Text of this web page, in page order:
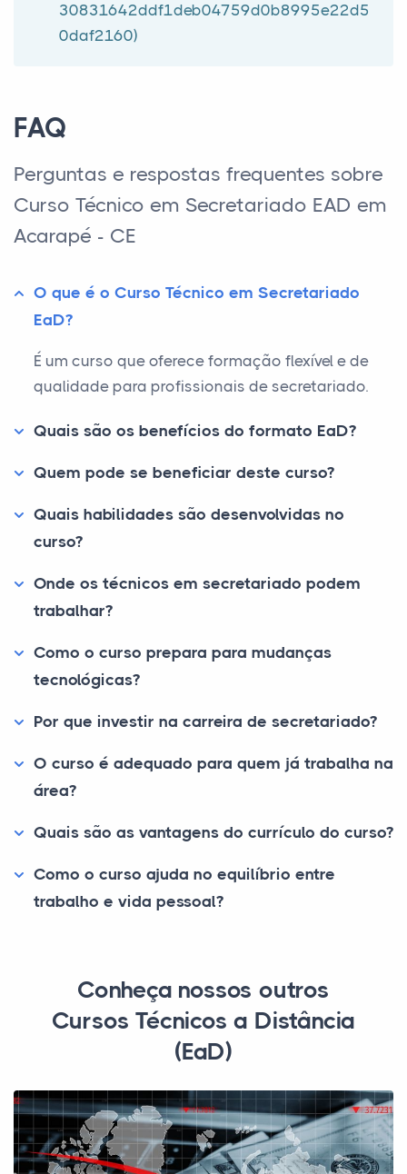
30831642ddf1deb04759d0b8995e22d5
0daf2160)
FAQ
Perguntas e respostas frequentes sobre
Curso Técnico em Secretariado EAD em
Acarapé - CE
O que é o Curso Técnico em Secretariado
EaD?
É um curso que oferece formação flexível e de
qualidade para profissionais de secretariado.
Quais são os benefícios do formato EaD?
Quem pode se beneficiar deste curso?
Quais habilidades são desenvolvidas no
curso?
Onde os técnicos em secretariado podem
trabalhar?
Como o curso prepara para mudanças
tecnológicas?
Por que investir na carreira de secretariado?
O curso é adequado para quem já trabalha na
área?
Quais são as vantagens do currículo do curso?
Como o curso ajuda no equilíbrio entre
trabalho e vida pessoal?
Conheça nossos outros
Cursos Técnicos a Distância
(EaD)